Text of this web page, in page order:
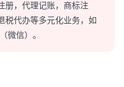
册，代理记账，商标注
税代办等多元化业务，如
（微信）。